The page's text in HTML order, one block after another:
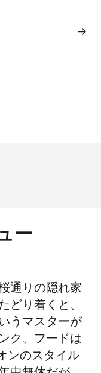
ー
通りの隠れ家
どり着くと、
うマスターが
ク、フードは
ンのスタイル